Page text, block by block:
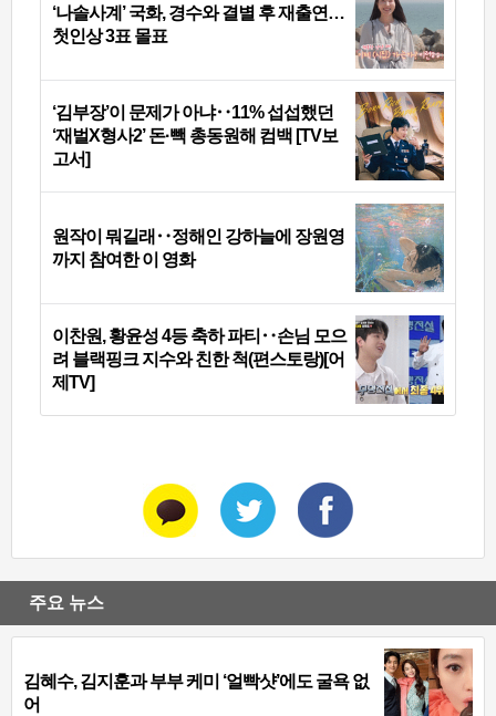
‘나솔사계’ 국화, 경수와 결별 후 재출연…
첫인상 3표 몰표
‘김부장’이 문제가 아냐‥11% 섭섭했던
‘재벌X형사2’ 돈·빽 총동원해 컴백 [TV보
고서]
원작이 뭐길래‥정해인 강하늘에 장원영
까지 참여한 이 영화
이찬원, 황윤성 4등 축하 파티‥손님 모으
려 블랙핑크 지수와 친한 척(편스토랑)[어
제TV]
주요 뉴스
김혜수, 김지훈과 부부 케미 ‘얼빡샷’에도 굴욕 없
어